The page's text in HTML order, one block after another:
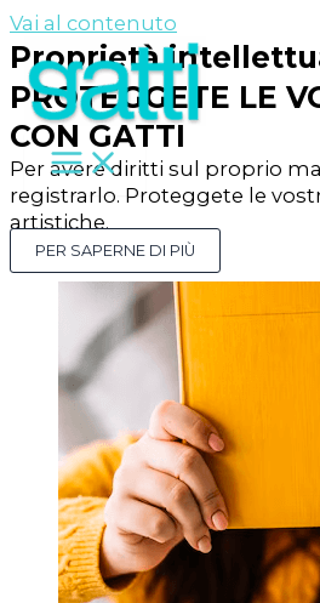
Vai al contenuto
Proprietà
PROTEGGETE LE
CON GATTI
Per avere diritti sul proprio
registrarlo. Proteggete le
artistiche.
PER SAPERNE DI PIÙ